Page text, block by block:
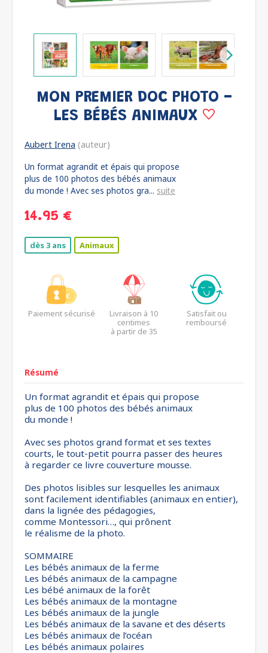
MON PREMIER DOC PHOTO -
LES BÉBÉS ANIMAUX
Aubert Irena (auteur)
Un format agrandit et épais qui propose
plus de 100 photos des bébés animaux
du monde ! Avec ses photos gra... suite
14.95 €
dès 3 ans Animaux
Paiement sécurisé
Livraison à 10
centimes
à partir de 35
Satisfait ou
remboursé
Résumé
Un format agrandit et épais qui propose
plus de 100 photos des bébés animaux
du monde !
Avec ses photos grand format et ses textes
courts, le tout-petit pourra passer des heures
à regarder ce livre couverture mousse.
Des photos lisibles sur lesquelles les animaux
sont facilement identifiables (animaux en entier),
dans la lignée des pédagogies,
comme Montessori…, qui prônent
le réalisme de la photo.
SOMMAIRE
Les bébés animaux de la ferme
Les bébés animaux de la campagne
Les bébé animaux de la forêt
Les bébés animaux de la montagne
Les bébés animaux de la jungle
Les bébés animaux de la savane et des déserts
Les bébés animaux de l’océan
Les bébés animaux polaires